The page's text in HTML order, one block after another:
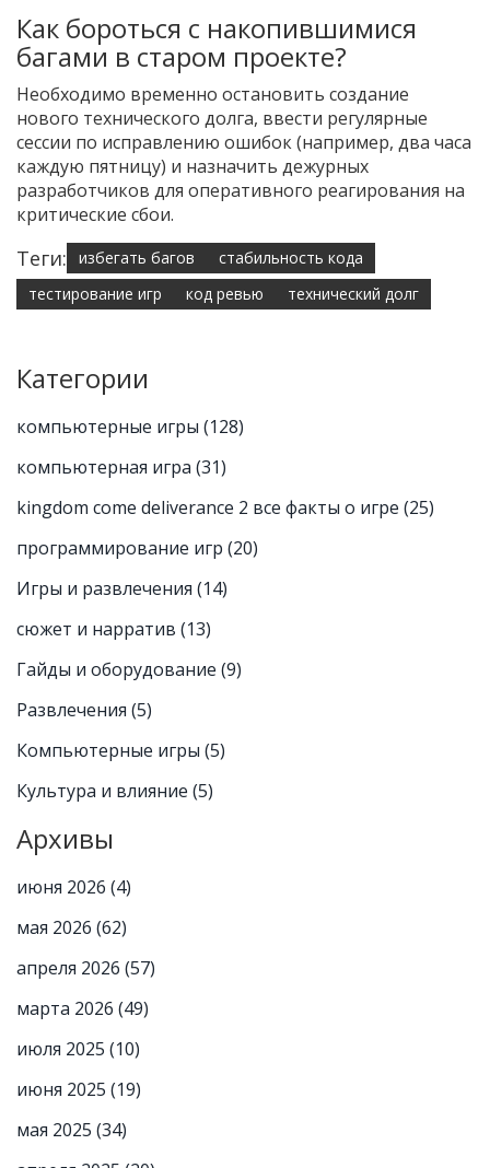
Как бороться с накопившимися
багами в старом проекте?
Необходимо временно остановить создание
нового технического долга, ввести регулярные
сессии по исправлению ошибок (например, два часа
каждую пятницу) и назначить дежурных
разработчиков для оперативного реагирования на
критические сбои.
Теги: избегать багов
стабильность кода
тестирование игр
код ревью технический долг
Категории
компьютерные игры (128)
компьютерная игра (31)
kingdom come deliverance 2 все факты о игре (25)
программирование игр (20)
Игры и развлечения (14)
сюжет и нарратив (13)
Гайды и оборудование (9)
Развлечения (5)
Компьютерные игры (5)
Культура и влияние (5)
Архивы
июня 2026 (4)
мая 2026 (62)
апреля 2026 (57)
марта 2026 (49)
июля 2025 (10)
июня 2025 (19)
мая 2025 (34)